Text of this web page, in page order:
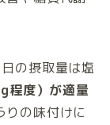
の摂取量は塩
程度）が適量
りの味付けに